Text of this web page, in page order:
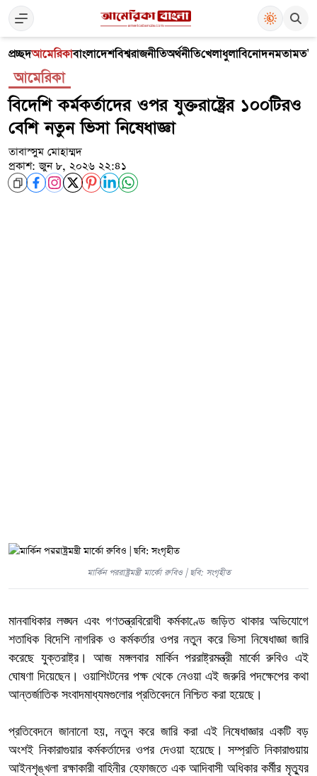
প্রচ্ছদআমেরিকাবাংলাদেশবিশ্বরাজনীতিঅর্থনীতিখেলাধুলাবিনোদনমতামত
আমেরিকা
বিদেশি কর্মকর্তাদের ওপর যুক্তরাষ্ট্রের ১০০টিরও
বেশি নতুন ভিসা নিষেধাজ্ঞা
তাবাস্সুম মোহাম্মদ
প্রকাশ: জুন ৮, ২০২৬ ২২:৪১
মার্কিন পররাষ্ট্রমন্ত্রী মার্কো রুবিও | ছবি: সংগৃহীত
মানবাধিকার লঙ্ঘন এবং গণতন্ত্রবিরোধী কর্মকাণ্ডে জড়িত থাকার অভিযোগে
শতাধিক বিদেশি নাগরিক ও কর্মকর্তার ওপর নতুন করে ভিসা নিষেধাজ্ঞা জারি
করেছে যুক্তরাষ্ট্র। আজ মঙ্গলবার মার্কিন পররাষ্ট্রমন্ত্রী মার্কো রুবিও এই
ঘোষণা দিয়েছেন। ওয়াশিংটনের পক্ষ থেকে নেওয়া এই জরুরি পদক্ষেপের কথা
আন্তর্জাতিক সংবাদমাধ্যমগুলোর প্রতিবেদনে নিশ্চিত করা হয়েছে।
প্রতিবেদনে জানানো হয়, নতুন করে জারি করা এই নিষেধাজ্ঞার একটি বড়
অংশই নিকারাগুয়ার কর্মকর্তাদের ওপর দেওয়া হয়েছে। সম্প্রতি নিকারাগুয়ায়
আইনশৃঙ্খলা রক্ষাকারী বাহিনীর হেফাজতে এক আদিবাসী অধিকার কর্মীর মৃত্যুর